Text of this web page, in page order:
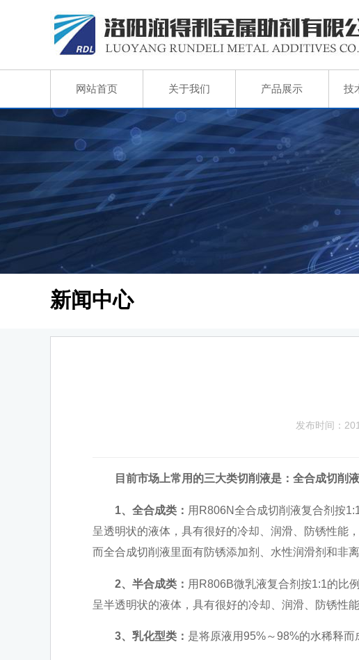
网站首页 关于我们 产品展示 技
新闻中心
发布时间：
目前市场上常用的三大类切削液是：全合成切削
1、全合成类： 用R806N全合成切削液复合剂按
呈透明状的液体，具有很好的冷却、润滑、防锈性能
而全合成切削液里面有防锈添加剂、水性润滑剂和非
2、半合成类： 用R806B微乳液复合剂按1:1的比
呈半透明状的液体，具有很好的冷却、润滑、防锈性
3、乳化型类： 是将原液用95%～98%的水稀释